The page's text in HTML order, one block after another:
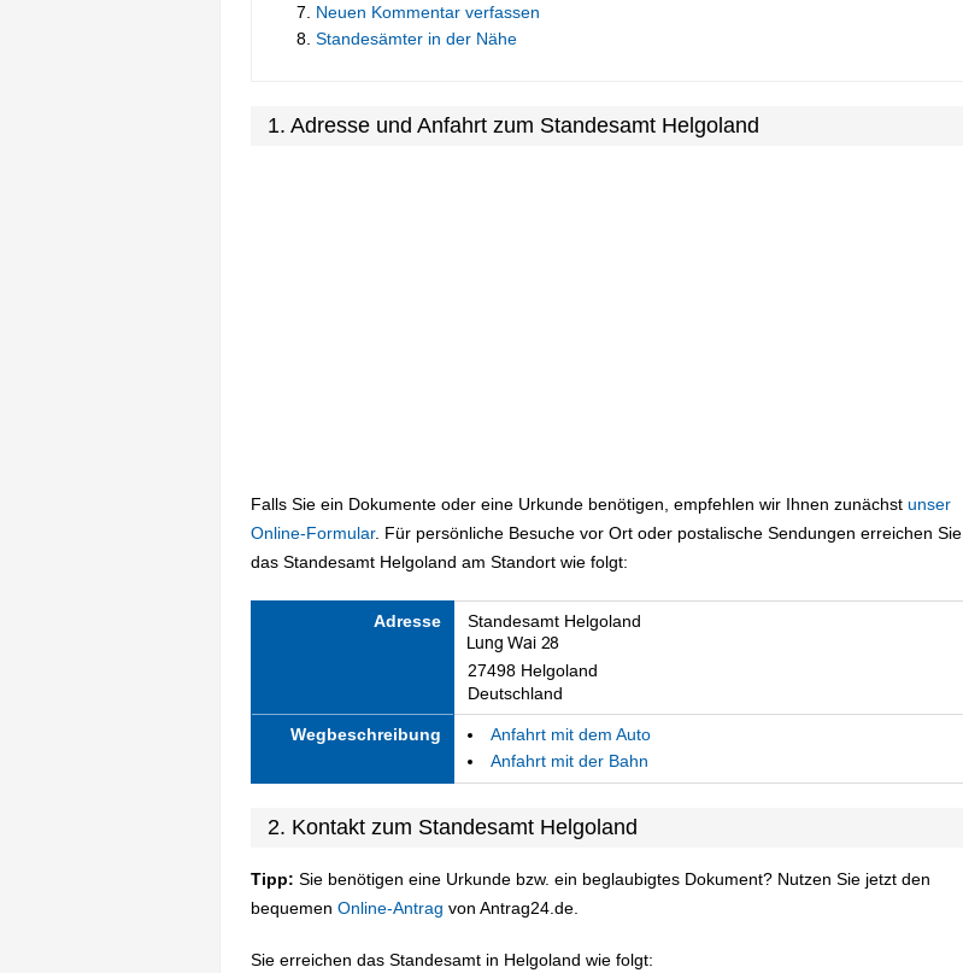
Neuen Kommentar verfassen
Standesämter in der Nähe
1. Adresse und Anfahrt zum Standesamt Helgoland
Falls Sie ein Dokumente oder eine Urkunde benötigen, empfehlen wir Ihnen zunächst unser
Online-Formular. Für persönliche Besuche vor Ort oder postalische Sendungen erreichen Sie
das Standesamt Helgoland am Standort wie folgt:
Adresse Standesamt Helgoland
27498 Helgoland
Deutschland
Wegbeschreibung
Anfahrt mit dem Auto
Anfahrt mit der Bahn
2. Kontakt zum Standesamt Helgoland
Tipp: Sie benötigen eine Urkunde bzw. ein beglaubigtes Dokument? Nutzen Sie jetzt den
bequemen Online-Antrag von Antrag24.de.
Sie erreichen das Standesamt in Helgoland wie folgt: